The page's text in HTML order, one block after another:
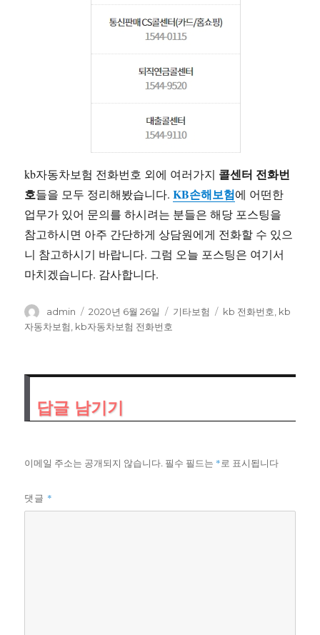
kb자동차보험 전화번호 외에 여러가지 콜센터 전화번
호들을 모두 정리해봤습니다.KB손해보험에 어떤한
업무가 있어 문의를 하시려는 분들은 해당 포스팅을
참고하시면 아주 간단하게 상담원에게 전화할 수 있으
니 참고하시기 바랍니다. 그럼 오늘 포스팅은 여기서
마치겠습니다. 감사합니다.
글
쓴
admin
작
성
2020년 6월 26일
카
기타보험
태
kb 전화번호 kb
자동차보험 kb자동차보험 전화번호
답글 남기기
이메일 주소는 공개되지 않습니다. 필수 필드는 *로 표시됩니다
댓글 *